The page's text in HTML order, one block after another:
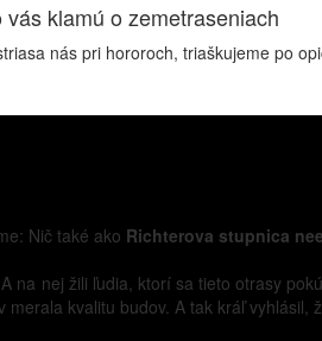
klamú o zemetraseniach
nás pri hororoch, triaškujeme po
Nič také ako Richterova stupnica
na nej žili ľudia, ktorí sa tieto otrasy
kvalitu budov. A tak kráľ